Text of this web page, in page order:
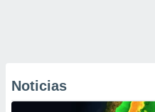
Noticias